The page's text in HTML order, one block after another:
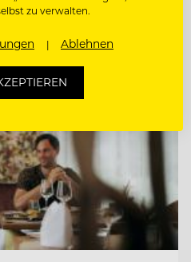
zu verwalten.
Ablehnen